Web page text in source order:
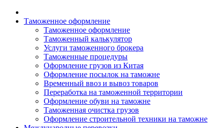
Таможенное оформление
Таможенное оформление
Таможенный калькулятор
Услуги таможенного брокера
Таможенные процедуры
Оформление грузов из Китая
Оформление посылок на таможне
Временный ввоз и вывоз товаров
Переработка на таможенной территории
Оформление обуви на таможне
Таможенная очистка грузов
Оформление строительной техники на таможне